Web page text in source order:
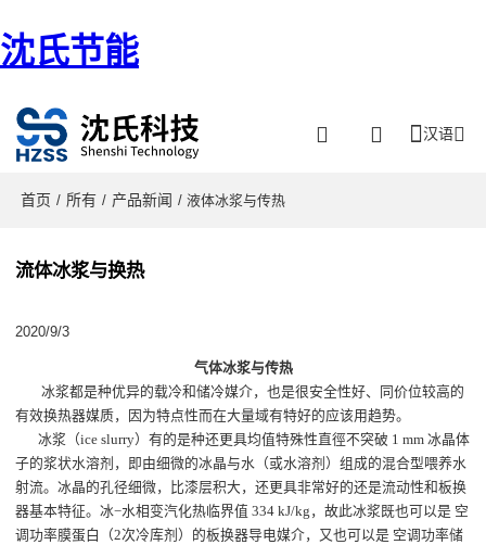
沈氏节能
汉语
首页 / 所有 / 产品新闻 / 液体冰浆与传热
流体冰浆与换热
2020/9/3
气体冰浆与传热
冰浆都是种优异的载冷和储冷媒介，也是很安全性好、同价位较高的
有效换热器媒质，因为特点性而在大量域有特好的应该用趋势。
冰浆（ice slurry）有的是种还更具均值特殊性直徑不突破 1 mm 冰晶体
子的浆状水溶剂，即由细微的冰晶与水（或水溶剂）组成的混合型喂养水
射流。冰晶的孔径细微，比漆层积大，还更具非常好的还是流动性和板换
器基本特征。冰−水相变汽化热临界值 334 kJ/kg，故此冰浆既也可以是 空
调功率膜蛋白（2次冷库剂）的板换器导电媒介，又也可以是 空调功率储